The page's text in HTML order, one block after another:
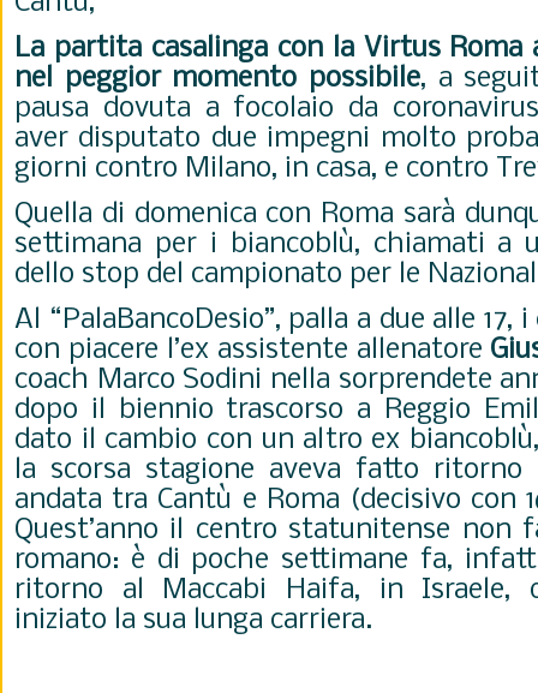
La partita casalinga con la Virtus Roma
nel peggior momento possibile, a
pausa dovuta a focolaio da
aver disputato due impegni molto
giorni contro Milano, in casa, e contro
Quella di domenica con Roma sarà
settimana per i biancoblù, chiamati a
dello stop del campionato per le
Al “PalaBancoDesio”, palla a due alle
con piacere l’ex assistente allenatore
coach Marco Sodini nella sorprendete
dopo il biennio trascorso a Reggio
dato il cambio con un altro ex
la scorsa stagione aveva fatto ritorno
andata tra Cantù e Roma (decisivo con
Quest’anno il centro statunitense non
romano: è di poche settimane fa,
ritorno al Maccabi Haifa, in Israele,
iniziato la sua lunga carriera.